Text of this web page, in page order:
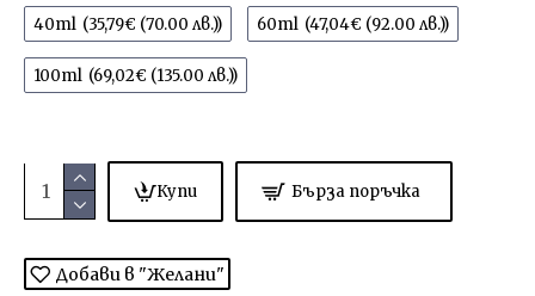
40ml (35,79€ (70.00 лв.)) 60ml (47,04€ (92.00 лв.))
100ml (69,02€ (135.00 лв.))
Купи Бърза поръчка
Добави в "Желани"